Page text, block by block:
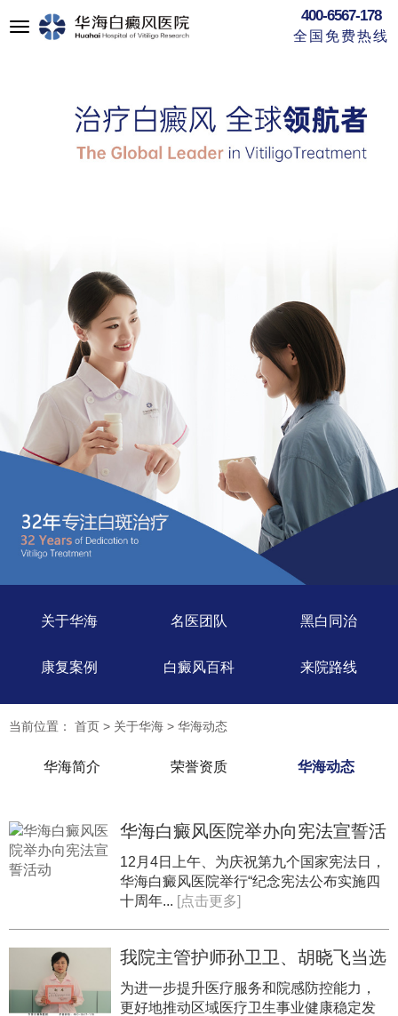
切
400-6567-178
全国免费热线
关于华海 名医团队 黑白同治
康复案例 白癜风百科 来院路线
当前位置： 首页 > 关于华海 > 华海动态
华海简介 荣誉资质 华海动态
华海白癜风医院举办向宪法宣誓活
动
12月4日上午、为庆祝第九个国家宪法日，
华海白癜风医院举行“纪念宪法公布实施四
十周年...
[点击更多]
我院主管护师孙卫卫、胡晓飞当选
为黄河三角洲医院
为进一步提升医疗服务和院感防控能力，
更好地推动区域医疗卫生事业健康稳定发